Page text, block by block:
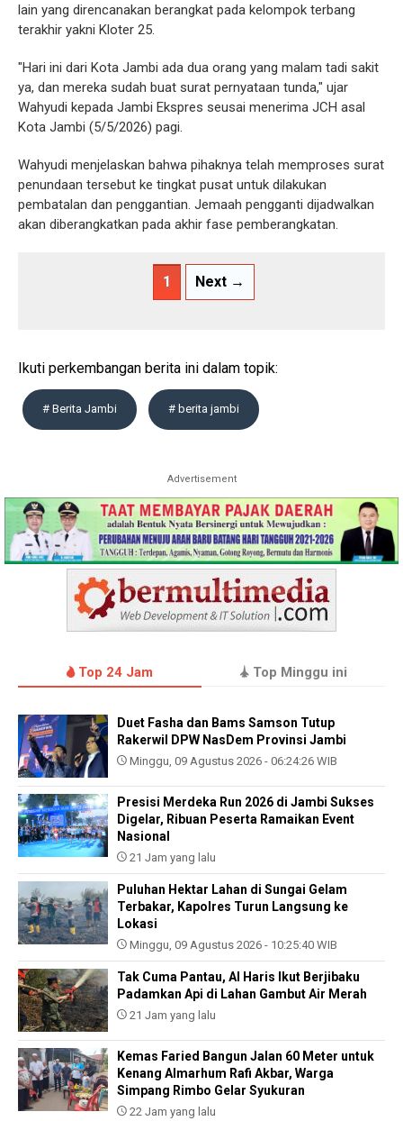
lain yang direncanakan berangkat pada kelompok terbang
terakhir yakni Kloter 25.
"Hari ini dari Kota Jambi ada dua orang yang malam tadi sakit
ya, dan mereka sudah buat surat pernyataan tunda," ujar
Wahyudi kepada Jambi Ekspres seusai menerima JCH asal
Kota Jambi (5/5/2026) pagi.
Wahyudi menjelaskan bahwa pihaknya telah memproses surat
penundaan tersebut ke tingkat pusat untuk dilakukan
pembatalan dan penggantian. Jemaah pengganti dijadwalkan
akan diberangkatkan pada akhir fase pemberangkatan.
1 Next →
Ikuti perkembangan berita ini dalam topik:
# Berita Jambi # berita jambi
Advertisement
Top 24 Jam Top Minggu ini
Duet Fasha dan Bams Samson Tutup
Rakerwil DPW NasDem Provinsi Jambi
Minggu, 09 Agustus 2026 - 06:24:26 WIB
Presisi Merdeka Run 2026 di Jambi Sukses
Digelar, Ribuan Peserta Ramaikan Event
Nasional
21 Jam yang lalu
Puluhan Hektar Lahan di Sungai Gelam
Terbakar, Kapolres Turun Langsung ke
Lokasi
Minggu, 09 Agustus 2026 - 10:25:40 WIB
Tak Cuma Pantau, Al Haris Ikut Berjibaku
Padamkan Api di Lahan Gambut Air Merah
21 Jam yang lalu
Kemas Faried Bangun Jalan 60 Meter untuk
Kenang Almarhum Rafi Akbar, Warga
Simpang Rimbo Gelar Syukuran
22 Jam yang lalu